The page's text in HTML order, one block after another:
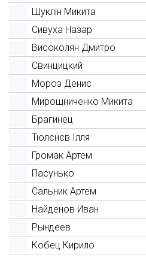
Шуклін Микита
Сивуха Назар
Високолян Дмитро
Свинцицкий
Мороз Денис
Мирошниченко Микита
Брагинец
Тюлєнєв Ілля
Громак Артем
Пасунько
Сальник Артем
Найденов Иван
Рындеев
Кобец Кирило